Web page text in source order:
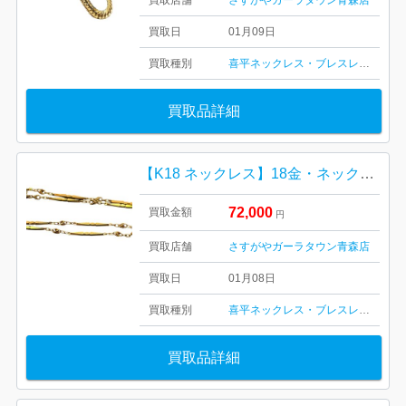
買取日 01月09日
買取種別 喜平ネックレス・ブレスレット
買取品詳細
【K18 ネックレス】18金・ネックレス・ブレスレッド・貴金属・アクセサリー・750・ゴールド
買取金額 72,000 円
買取店舗 さすがやガーラタウン青森店
買取日 01月08日
買取種別 喜平ネックレス・ブレスレット
買取品詳細